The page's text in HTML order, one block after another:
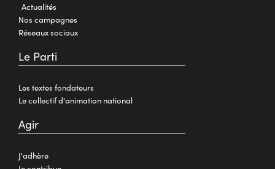
Actualités
Nos campagnes
Réseaux sociaux
Le Parti
Les textes fondateurs
Le collectif d'animation national
Agir
J'adhère